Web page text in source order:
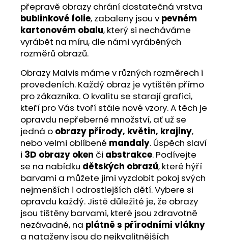
přepravě obrazy chrání dostatečná vrstva
bublinkové folie, zabaleny jsou v pevném
kartonovém obalu, který si necháváme
vyrábět na míru, dle námi vyráběných
rozměrů obrazů.
Obrazy Malvis máme v různých rozměrech i
provedeních. Každý obraz je vytištěn přímo
pro zákazníka. O kvalitu se starají grafici,
kteří pro Vás tvoří stále nové vzory. A těch je
opravdu nepřeberné množství, ať už se
jedná o obrazy přírody, květin, krajiny,
nebo velmi oblíbené mandaly. Úspěch slaví
i 3D obrazy oken či abstrakce. Podívejte
se na nabídku dětských obrazů, které hýří
barvami a můžete jimi vyzdobit pokoj svých
nejmenších i odrostlejších dětí. Vybere si
opravdu každý. Jistě důležité je, že obrazy
jsou tištěny barvami, které jsou zdravotně
nezávadné, na plátně s přírodními vlákny
a nataženy jsou do nejkvalitnějších